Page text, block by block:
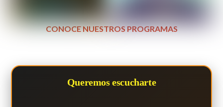
CONOCE NUESTROS PROGRAMAS
Queremos escucharte